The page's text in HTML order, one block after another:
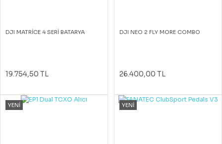
DJI MATRİCE 4 SERİ BATARYA
19.754,50 TL
DJI NEO 2 FLY MORE COMBO
26.400,00 TL
YENİ YENİ